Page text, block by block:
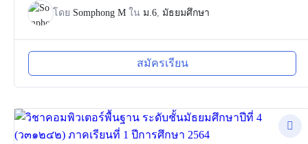
โดย Somphong M ใน ม.6, มัธยมศึกษา
สมัครเรียน